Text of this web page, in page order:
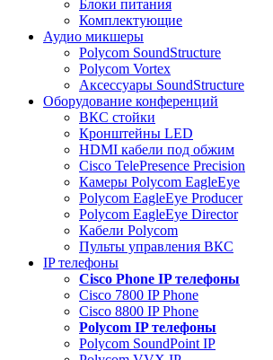
Блоки питания
Комплектующие
Аудио микшеры
Polycom SoundStructure
Polycom Vortex
Аксессуары SoundStructure
Оборудование конференций
ВКС стойки
Кронштейны LED
HDMI кабели под обжим
Cisco TelePresence Precision
Камеры Polycom EagleEye
Polycom EagleEye Producer
Polycom EagleEye Director
Кабели Polycom
Пульты управления ВКС
IP телефоны
Сisco Phone IP телефоны
Cisco 7800 IP Phone
Cisco 8800 IP Phone
Polycom IP телефоны
Polycom SoundPoint IP